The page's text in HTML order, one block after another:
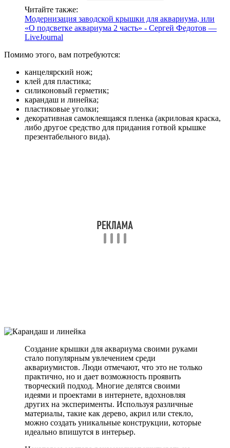
Читайте также:
Модернизация заводской крышки для аквариума, или
«О подсветке аквариума 2 часть» - Сергей Федотов —
LiveJournal
Помимо этого, вам потребуются:
канцелярский нож;
клей для пластика;
силиконовый герметик;
карандаш и линейка;
пластиковые уголки;
декоративная самоклеящаяся пленка (акриловая краска,
либо другое средство для придания готвой крышке
презентабельного вида).
Создание крышки для аквариума своими руками
стало популярным увлечением среди
аквариумистов. Люди отмечают, что это не только
практично, но и дает возможность проявить
творческий подход. Многие делятся своими
идеями и проектами в интернете, вдохновляя
других на эксперименты. Используя различные
материалы, такие как дерево, акрил или стекло,
можно создать уникальные конструкции, которые
идеально впишутся в интерьер.